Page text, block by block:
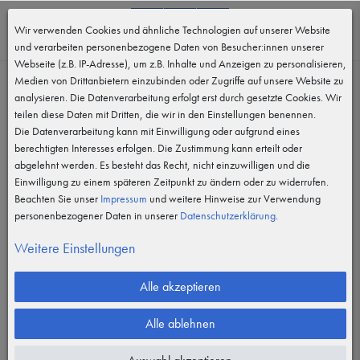
MENÜ
Wir verwenden Cookies und ähnliche Technologien auf unserer Website
und verarbeiten personenbezogene Daten von Besucher:innen unserer
Webseite (z.B. IP-Adresse), um z.B. Inhalte und Anzeigen zu personalisieren,
Medien von Drittanbietern einzubinden oder Zugriffe auf unsere Website zu
analysieren. Die Datenverarbeitung erfolgt erst durch gesetzte Cookies. Wir
teilen diese Daten mit Dritten, die wir in den Einstellungen benennen.
Die Datenverarbeitung kann mit Einwilligung oder aufgrund eines
berechtigten Interesses erfolgen. Die Zustimmung kann erteilt oder
abgelehnt werden. Es besteht das Recht, nicht einzuwilligen und die
Einwilligung zu einem späteren Zeitpunkt zu ändern oder zu widerrufen.
Beachten Sie unser Impressum und weitere Hinweise zur Verwendung
personenbezogener Daten in unserer Daten­schutz­erklärung.
Weitere Einstellungen
Alle akzeptieren
Alle ablehnen